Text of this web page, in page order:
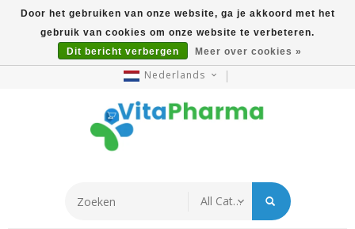
5% Korting Na Aanmelding Op Nieuwsbrief | Gratis
Verzending Vanaf €49 | Online Sinds 2007
Nederlands
Door het gebruiken van onze website, ga je akkoord met het
gebruik van cookies om onze website te verbeteren.
Dit bericht verbergen
Meer over cookies »